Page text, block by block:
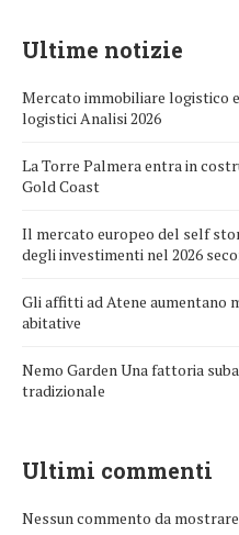
Ultime notizie
Mercato immobiliare logistico
logistici Analisi 2026
La Torre Palmera entra in
Gold Coast
Il mercato europeo del self
degli investimenti nel 2026
Gli affitti ad Atene aumentano
abitative
Nemo Garden Una fattoria
tradizionale
Ultimi commenti
Nessun commento da